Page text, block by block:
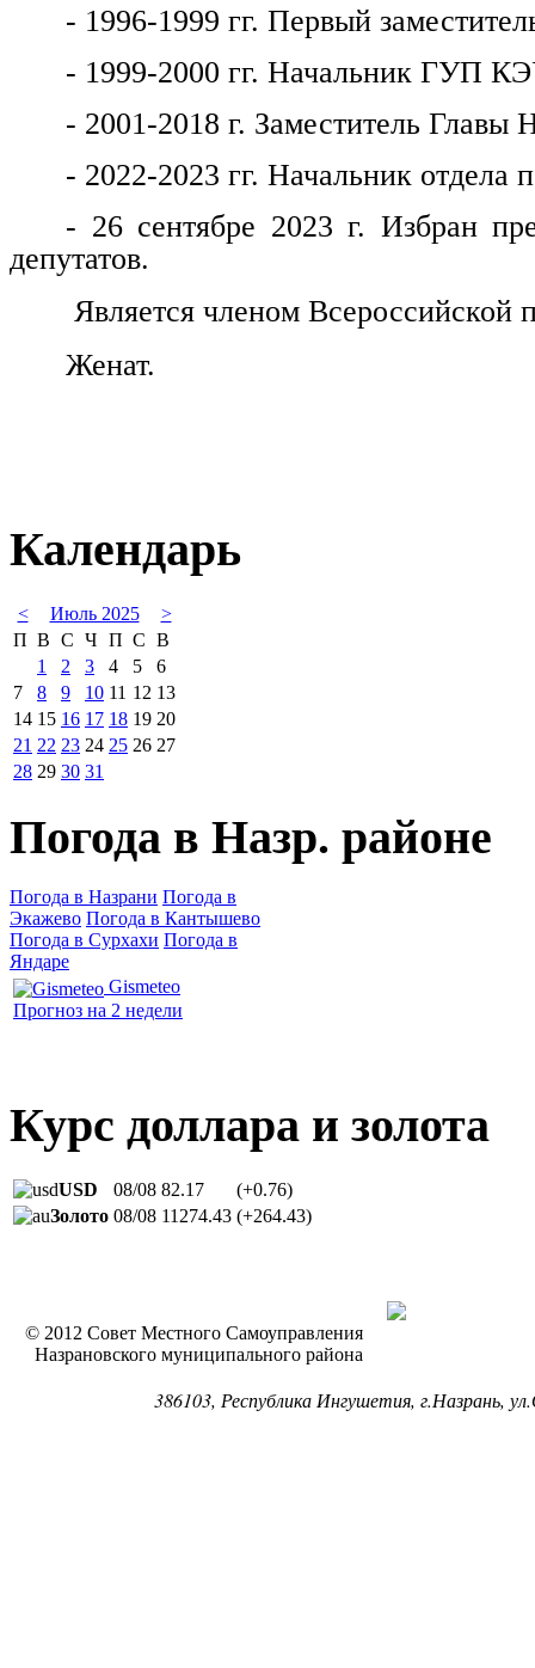
- 1996-1999 гг. Первый
- 1999-2000 гг. Начальник ГУП
- 2001-2018 г. Заместитель Главы
- 2022-2023 гг. Начальник
- 26 сентябре 2023 г. Избран
депутатов.
Является членом Всероссийской
Женат.
Календарь
< Июль 2025
>
П В С Ч П С В
1
2 3 4 5
6
7
8 9 10 11 12 13
14 15 16 17 18 19 20
21 22 23 24 25 26 27
28 29 30 31
Погода в Назр. районе
Погода в Назрани Погода в
Экажево Погода в Кантышево
Погода в Сурхахи Погода в
Яндаре
Gismeteo
Прогноз на 2 недели
Курс доллара и золота
USD 08/08 82.17
(+0.76)
Золото 08/08 11274.43 (+264.43)
© 2012 Совет Местного Самоуправления
Назрановского муниципального района
386103, Республика Ингушетия, г.Назрань,